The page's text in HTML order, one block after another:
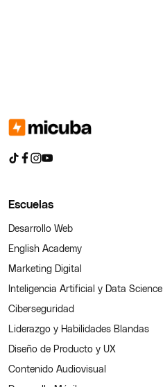
Escuelas
Desarrollo Web
English Academy
Marketing Digital
Inteligencia Artificial y Data Science
Ciberseguridad
Liderazgo y Habilidades Blandas
Diseño de Producto y UX
Contenido Audiovisual